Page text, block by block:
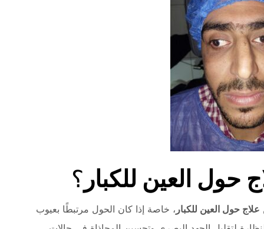
حول العين للكبار ؟
علاج حول العين للكبار ، خاصة إذا كان الحول مرتبطًا بعيوب